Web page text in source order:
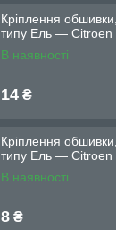
Кріплення
типу Ель — Citroen
В наявності
14 ₴
Кріплення
типу Ель — Citroen
В наявності
8 ₴